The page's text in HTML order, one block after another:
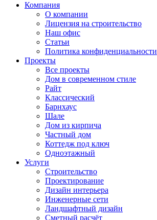
Компания
О компании
Лицензия на строительство
Наш офис
Статьи
Политика конфиденциальности
Проекты
Все проекты
Дом в современном стиле
Райт
Классический
Барнхаус
Шале
Дом из кирпича
Частный дом
Коттедж под ключ
Одноэтажный
Услуги
Строительство
Проектирование
Дизайн интерьера
Инженерные сети
Ландшафтный дизайн
Сметный расчёт